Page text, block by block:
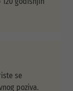
se
poziva.